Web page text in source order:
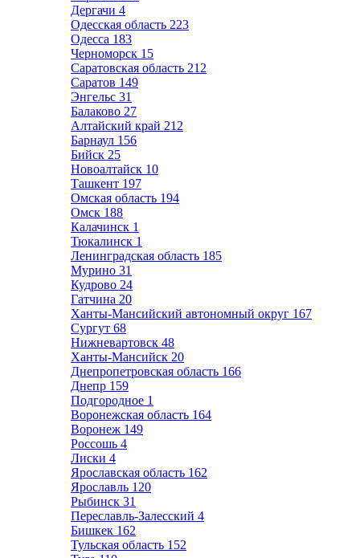
Дергачи 4
Одесская область 223
Одесса 183
Черноморск 15
Саратовская область 212
Саратов 149
Энгельс 31
Балаково 27
Алтайский край 212
Барнаул 156
Бийск 25
Новоалтайск 10
Ташкент 197
Омская область 194
Омск 188
Калачинск 1
Тюкалинск 1
Ленинградская область 185
Мурино 31
Кудрово 24
Гатчина 20
Ханты-Мансийский автономный округ 167
Сургут 68
Нижневартовск 48
Ханты-Мансийск 20
Днепропетровская область 166
Днепр 159
Подгородное 1
Воронежская область 164
Воронеж 149
Россошь 4
Лиски 4
Ярославская область 162
Ярославль 120
Рыбинск 31
Переславль-Залесский 4
Бишкек 162
Тульская область 152